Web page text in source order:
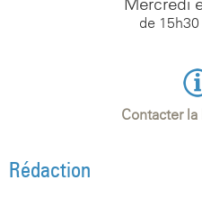
de
Contacter
Rédaction